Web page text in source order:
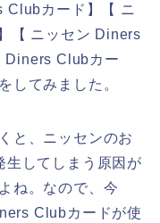
Clubカード】【 ニ
【 ニッセン Diners
Clubカー
してみました。
と、ニッセンのお
してしまう原因が
ね。なので、今
Clubカードが使